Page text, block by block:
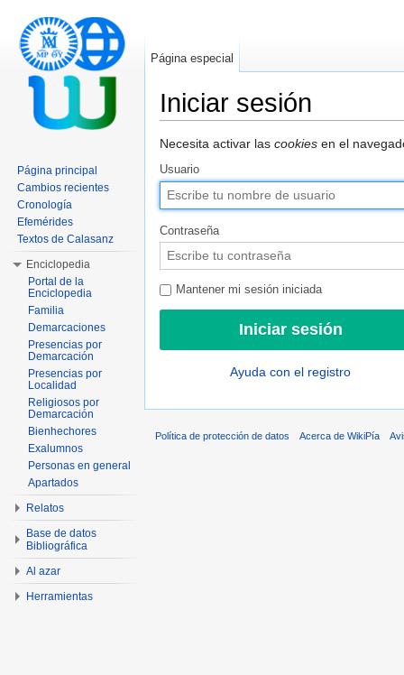
Iniciar sesión
Necesita activar las cookies en el
Usuario
Contraseña
Mantener mi sesión iniciada
Ayuda con el registro
Página especial
Página principal
Cambios recientes
Cronología
Efemérides
Textos de Calasanz
Enciclopedia
Portal de la
Enciclopedia
Familia
Demarcaciones
Presencias por
Demarcación
Presencias por
Localidad
Religiosos por
Demarcación
Bienhechores
Exalumnos
Personas en general
Apartados
Relatos
Base de datos
Bibliográfica
Al azar
Herramientas
Política de protección de datos Acerca de WikiPía